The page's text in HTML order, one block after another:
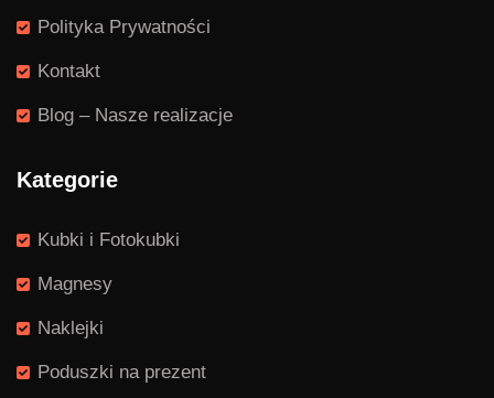
Polityka Prywatności
Kontakt
Blog – Nasze realizacje
Kategorie
Kubki i Fotokubki
Magnesy
Naklejki
Poduszki na prezent